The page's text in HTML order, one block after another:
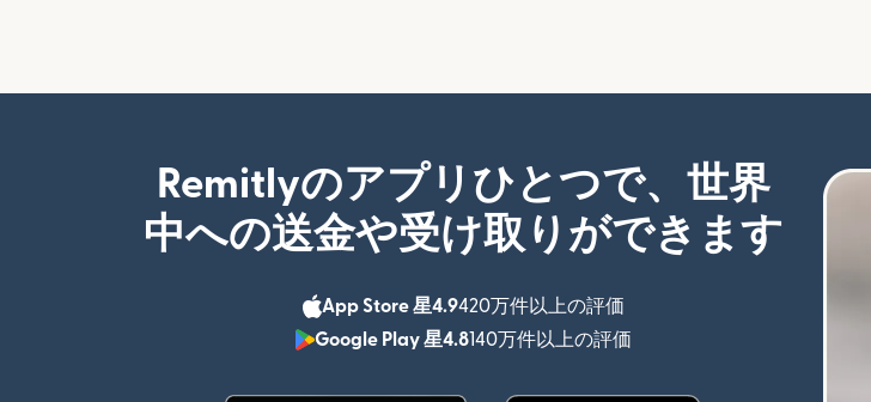
Remitlyのアプリひとつで、世界
中への送金や受け取りができます
App Store 星4.9420万件以上の評価
（別ウィンドウで開きます）
Google Play 星4.8140万件以上の評価
（別ウィンドウで開きます）